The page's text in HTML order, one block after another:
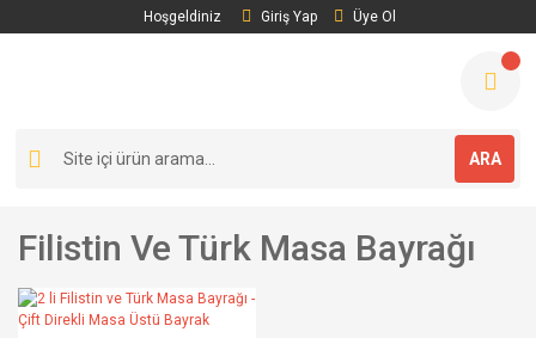
Hoşgeldiniz Giriş Yap Üye Ol
ARA
Filistin Ve Türk Masa Bayrağı